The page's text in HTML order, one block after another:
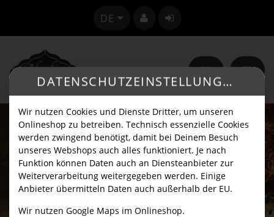
DATENSCHUTZEINSTELLUNGEN
Wir nutzen Cookies und Dienste Dritter, um unseren
Onlineshop zu betreiben. Technisch essenzielle Cookies
werden zwingend benötigt, damit bei Deinem Besuch
unseres Webshops auch alles funktioniert. Je nach
Funktion können Daten auch an Diensteanbieter zur
Weiterverarbeitung weitergegeben werden. Einige
Anbieter übermitteln Daten auch außerhalb der EU.
Wir nutzen Google Maps im Onlineshop.
DE
SPRACHE ÄNDERN